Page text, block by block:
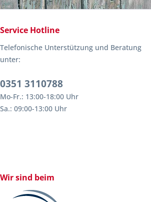
Service Hotline
Telefonische Unterstützung und Beratung
unter:
0351 3110788
Mo-Fr.: 13:00-18:00 Uhr
Sa.: 09:00-13:00 Uhr
Wir sind beim